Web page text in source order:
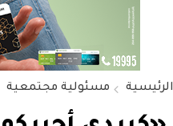
الرئيسية مسئولية مجتمعية